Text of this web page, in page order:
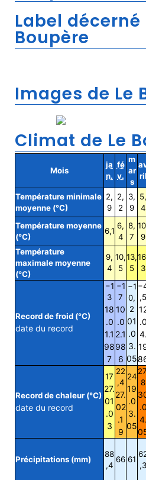
Label décerné
Boupère
Images de Le
Climat de Le
Mois
ja
n.
fé
v.
m
ar
s
ril
Température minimale
moyenne (°C)
2,
9
2,
2
3,
9
5,
4
Température moyenne
(°C)
6,1
6,
4
8,
7
9
Température
maximale moyenne
(°C)
9,
4
10,
5
13,
5
3
Record de froid (°C)
date du record
−1
3
18
.0
1.1
98
7
−1
7
10
.0
2.1
98
6
−1
0,
2
01
.0
3.
05
,5
.0
4.
Record de chaleur (°C)
date du record
17
27.
01
.0
3
22
,4
27.
02
.1
9
24
19
.0
3.
05
8
.0
4.
Précipitations (mm)
88
,4
66 61
,3